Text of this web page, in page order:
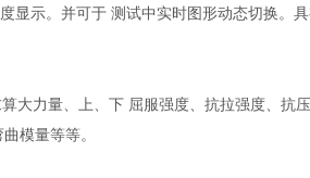
示。并可于 测试中实时图形动态切换。
力量、上、下 屈服强度、抗拉强度、抗
模量等等。